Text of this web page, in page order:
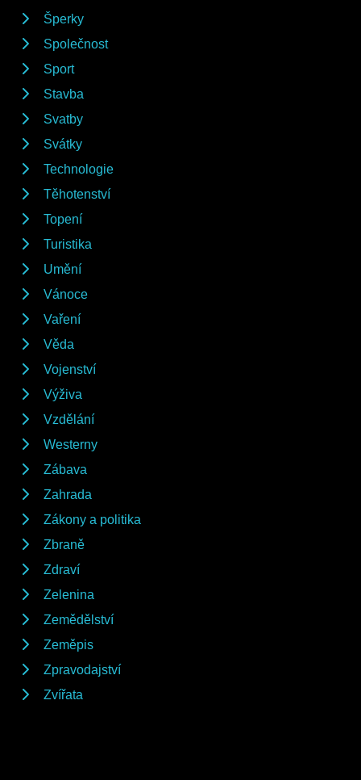
Šperky
Společnost
Sport
Stavba
Svatby
Svátky
Technologie
Těhotenství
Topení
Turistika
Umění
Vánoce
Vaření
Věda
Vojenství
Výživa
Vzdělání
Westerny
Zábava
Zahrada
Zákony a politika
Zbraně
Zdraví
Zelenina
Zemědělství
Zeměpis
Zpravodajství
Zvířata